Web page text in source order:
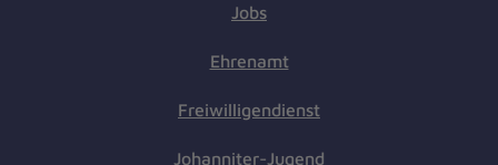
Jobs
Ehrenamt
Freiwilligendienst
Johanniter-Jugend